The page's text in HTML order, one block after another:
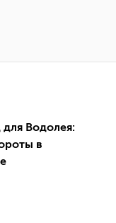
Водолея:
в